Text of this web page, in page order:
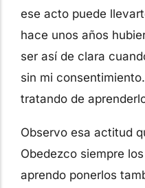
ese acto puede
hace unos años
ser así de clara
sin mi
tratando de
Observo esa actitud
Obedezco siempre
aprendo ponerlos